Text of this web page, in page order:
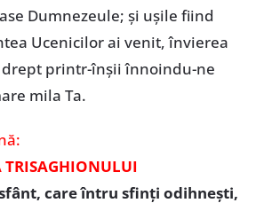
Dumnezeule; și ușile fiind
Ucenicilor ai venit, învierea
printr-înșii înnoindu-ne
mila Ta.
TRISAGHIONULUI
care întru sfinți odihnești,